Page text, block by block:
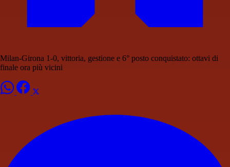
Milan-Girona 1-0, vittoria, gestione e 6° posto conquistato: ottavi di
finale ora più vicini